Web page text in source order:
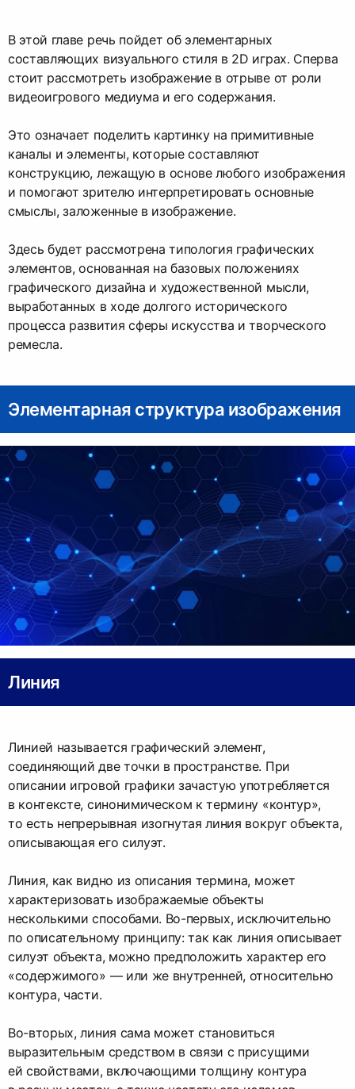
В этой главе речь пойдет об элементарных
составляющих визуального стиля в 2D играх. Сперва
стоит рассмотреть изображение в отрыве от роли
видеоигрового медиума и его содержания.
Это означает поделить картинку на примитивные
каналы и элементы, которые составляют
конструкцию, лежащую в основе любого изображения
и помогают зрителю интерпретировать основные
смыслы, заложенные в изображение.
Здесь будет рассмотрена типология графических
элементов, основанная на базовых положениях
графического дизайна и художественной мысли,
выработанных в ходе долгого исторического
процесса развития сферы искусства и творческого
ремесла.
Элементарная структура изображения
Линия
Линией называется графический элемент,
соединяющий две точки в пространстве. При
описании игровой графики зачастую употребляется
в контексте, синонимическом к термину «контур»,
то есть непрерывная изогнутая линия вокруг объекта,
описывающая его силуэт.
Линия, как видно из описания термина, может
характеризовать изображаемые объекты
несколькими способами. Во-первых, исключительно
по описательному принципу: так как линия описывает
силуэт объекта, можно предположить характер его
«содержимого» — или же внутренней, относительно
контура, части.
Во-вторых, линия сама может становиться
выразительным средством в связи с присущими
ей свойствами, включающими толщину контура